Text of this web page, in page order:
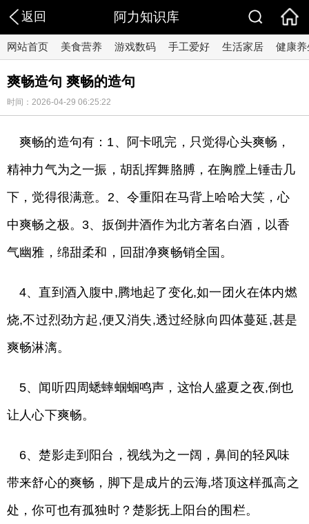
返回 阿力知识库
网站首页 美食营养 游戏数码 手工爱好 生活家居 健康养
爽畅造句 爽畅的造句
时间：2026-04-29 06:25:22
爽畅的造句有：1、阿卡吼完，只觉得心头爽畅，
精神力气为之一振，胡乱挥舞胳膊，在胸膛上锤击几
下，觉得很满意。2、令重阳在马背上哈哈大笑，心
中爽畅之极。3、扳倒井酒作为北方著名白酒，以香
气幽雅，绵甜柔和，回甜净爽畅销全国。
4、直到酒入腹中,腾地起了变化,如一团火在体内燃
烧,不过烈劲方起,便又消失,透过经脉向四体蔓延,甚是
爽畅淋漓。
5、闻听四周蟋蟀蝈蝈鸣声，这怡人盛夏之夜,倒也
让人心下爽畅。
6、楚影走到阳台，视线为之一阔，鼻间的轻风味
带来舒心的爽畅，脚下是成片的云海,塔顶这样孤高之
处，你可也有孤独时？楚影抚上阳台的围栏。